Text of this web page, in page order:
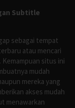
Subtitle
sebagai tempat
atau mencari
situs ini
mudah
mereka yang
akses mudah
menawarkan